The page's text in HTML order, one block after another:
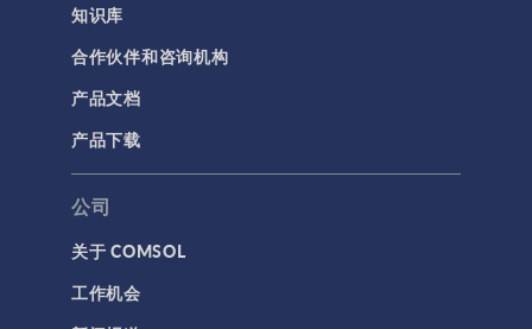
知识库
合作伙伴和咨询机构
产品文档
产品下载
公司
关于 COMSOL
工作机会